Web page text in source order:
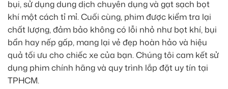
bụi, sử dụng dung dịch chuyên dụng và gạt sạch bọt
khí một cách tỉ mỉ. Cuối cùng, phim được kiểm tra lại
chất lượng, đảm bảo không có lỗi nhỏ như bọt khí, bụi
bẩn hay nếp gấp, mang lại vẻ đẹp hoàn hảo và hiệu
quả tối ưu cho chiếc xe của bạn. Chúng tôi cam kết sử
dụng phim chính hãng và quy trình lắp đặt uy tín tại
TPHCM.